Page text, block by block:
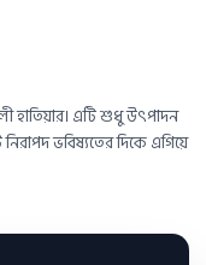
হাতিয়ার। এটি শুধু উৎপাদন
ভবিষ্যতের দিকে এগিয়ে